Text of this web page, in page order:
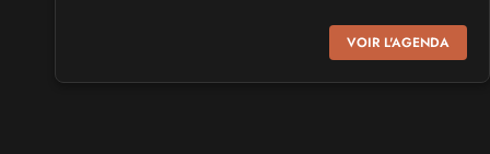
Virtual Calais - salon du jeu vidéo et des loisirs
numériques 2026
VOIR L'AGENDA